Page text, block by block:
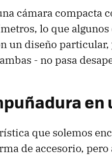
cámara compacta
lo que
un diseño particular,
- no pasa
en
que solemos
de accesorio,